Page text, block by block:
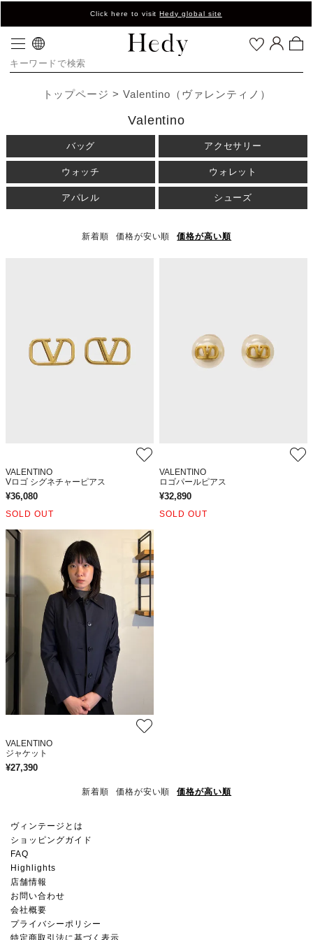
Click here to visitHedy global site
トップページ Valentino（ヴァレンティノ）
Valentino
バッグ アクセサリー
ウォッチ ウォレット
アパレル シューズ
新着順 価格が安い順 価格が高い順
VALENTINO
Vロゴ シグネチャーピアス
¥36,080
SOLD OUT
VALENTINO
ロゴパールピアス
¥32,890
SOLD OUT
VALENTINO
ジャケット
¥27,390
新着順 価格が安い順 価格が高い順
ヴィンテージとは
ショッピングガイド
FAQ
Highlights
店舗情報
お問い合わせ
会社概要
プライバシーポリシー
特定商取引法に基づく表示